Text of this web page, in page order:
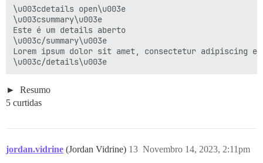
\u003cdetails open\u003e
\u003csummary\u003e
Este é um details aberto
\u003c/summary\u003e
Lorem ipsum dolor sit amet, consectetur
Resumo
5 curtidas
jordan.vidrine (Jordan Vidrine) Novembro 14, 2023, 2:11pm
13